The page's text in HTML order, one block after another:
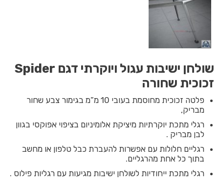
שולחן ישיבות עגול ויוקרתי דגם Spider
זכוכית שחורה
פלטה זכוכית מחוסמת בעובי 10 מ”מ בגימור צבע שחור
מבריק,
רגלי מתכת יוקרתיות מיציקת אלומיניום בציפוי אפוקסי בגוון
לבן מבריק .
רגליים חלולות עם אפשרות להעברת כבל טלפון או מחשב
בתוך כל אחת מהרגליים.
רגלי מתכת ייחודיות לשולחן ישיבות מגיעות עם רגליות פילוס .